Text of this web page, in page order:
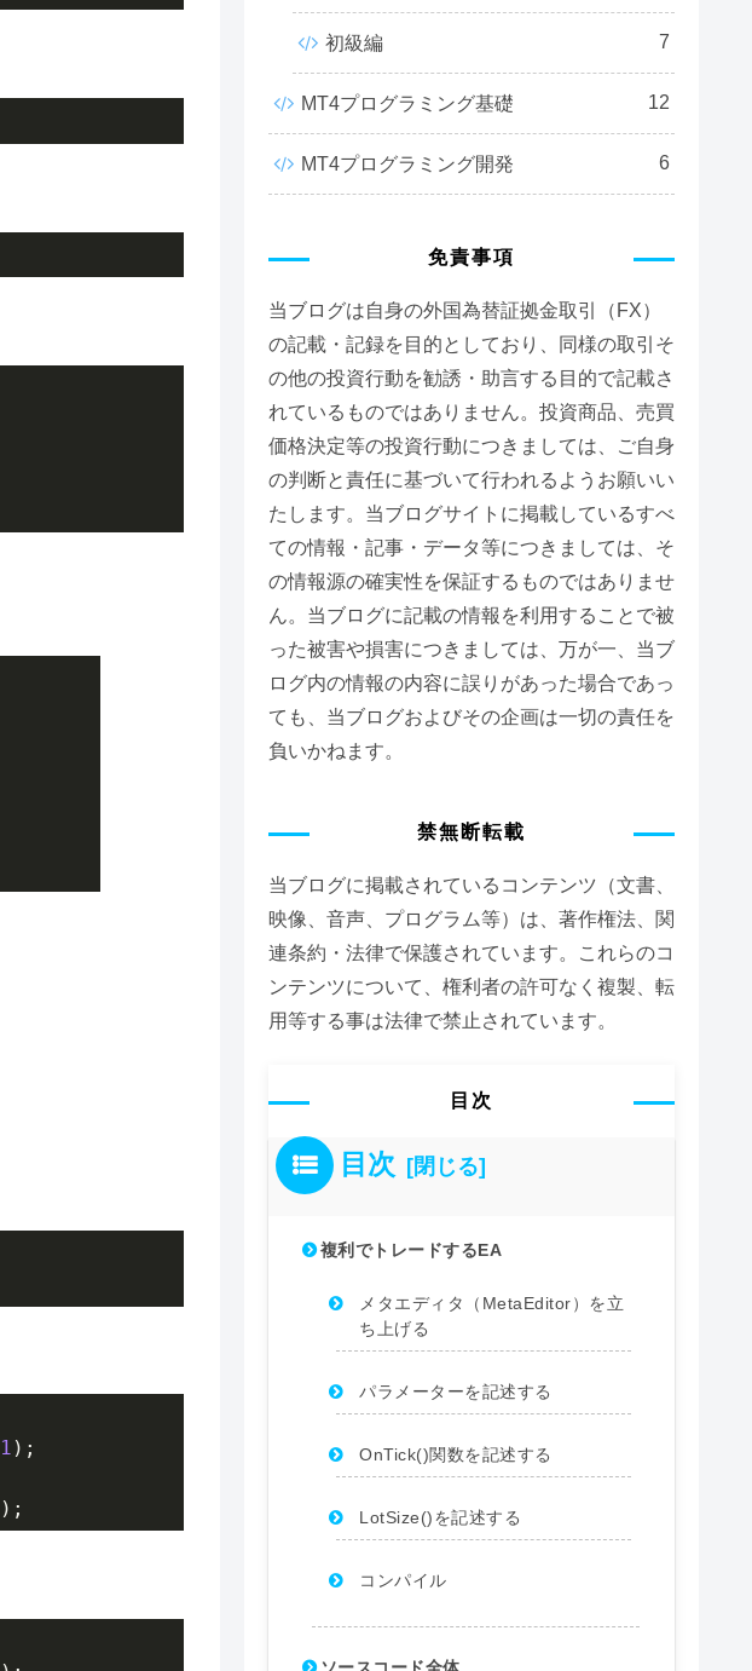
1
);
初級編 7
MT4プログラミング基礎 12
MT4プログラミング開発 6
免責事項
当ブログは自身の外国為替証拠金取引（FX）
の記載・記録を目的としており、同様の取引そ
の他の投資行動を勧誘・助言する目的で記載さ
れているものではありません。投資商品、売買
価格決定等の投資行動につきましては、ご自身
の判断と責任に基づいて行われるようお願いい
たします。当ブログサイトに掲載しているすべ
ての情報・記事・データ等につきましては、そ
の情報源の確実性を保証するものではありませ
ん。当ブログに記載の情報を利用することで被
った被害や損害につきましては、万が一、当ブ
ログ内の情報の内容に誤りがあった場合であっ
ても、当ブログおよびその企画は一切の責任を
負いかねます。
禁無断転載
当ブログに掲載されているコンテンツ（文書、
映像、音声、プログラム等）は、著作権法、関
連条約・法律で保護されています。これらのコ
ンテンツについて、権利者の許可なく複製、転
用等する事は法律で禁止されています。
目次
目次
複利でトレードするEA
メタエディタ（MetaEditor）を立
ち上げる
パラメーターを記述する
OnTick()関数を記述する
LotSize()を記述する
コンパイル